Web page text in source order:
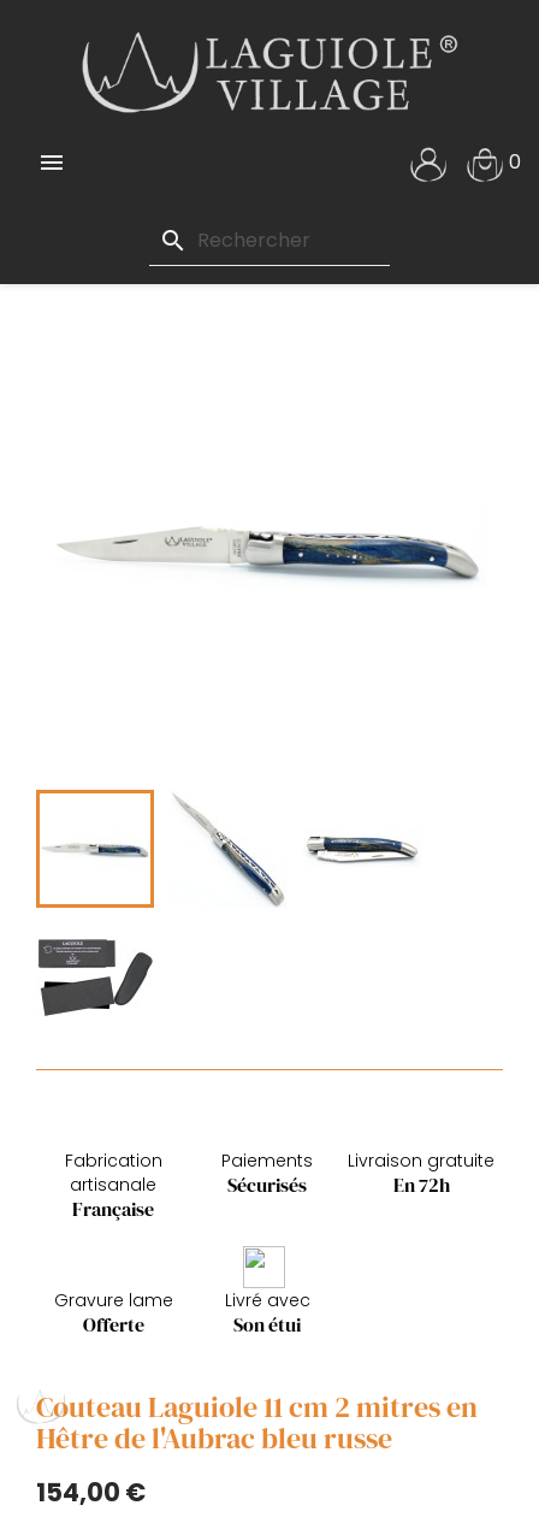
 0
search
Fabrication
artisanale
Française
Paiements
Sécurisés
Livraison gratuite
En 72h
Gravure lame
Offerte
Livré avec
Son étui
Couteau Laguiole 11 cm 2 mitres en
Hêtre de l'Aubrac bleu russe
154,00 €